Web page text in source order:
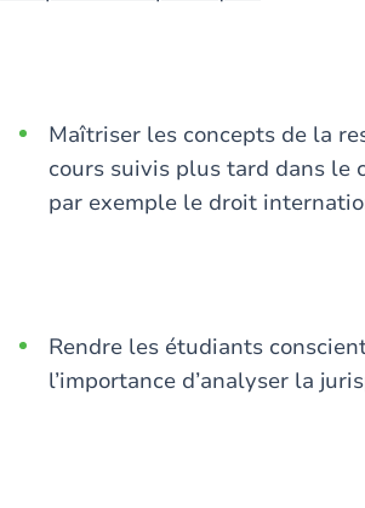
Maîtriser les concepts de la
cours suivis plus tard dans le
par exemple le droit
Rendre les étudiants
l’importance d’analyser la